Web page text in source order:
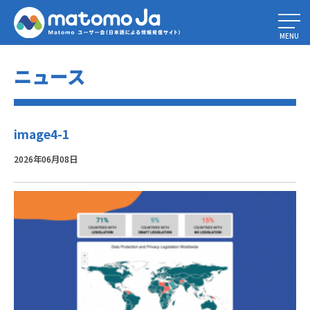
Home» 銀行におけるデータ解析の可能性
MENU
ニュース
image4-1
2026年06月08日